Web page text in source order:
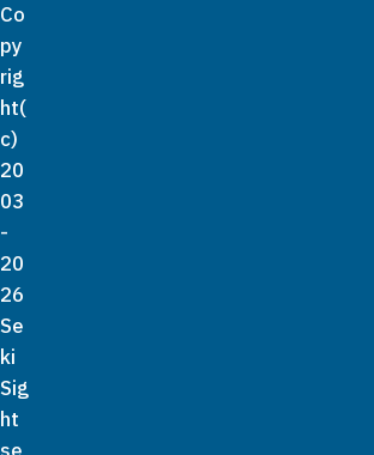
Co
py
rig
ht(
c)
20
03
-
20
26
Se
ki
Sig
ht